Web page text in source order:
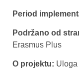
Period
Podržano od
Erasmus Plus
O projektu: